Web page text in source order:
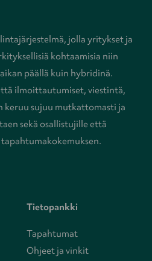
jolla yritykset ja
kohtaamisia niin
päällä kuin hybridinä.
ilmoittautumiset, viestintä,
sujuu mutkattomasti ja
sekä osallistujille että
Tietopankki
Tapahtumat
Ohjeet ja vinkit